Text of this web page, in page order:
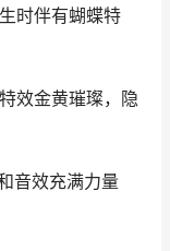
时伴有蝴蝶特
效金黄璀璨，隐
音效充满力量